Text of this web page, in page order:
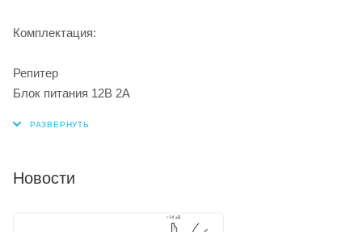
Комплектация:
Репитер
Блок питания 12В 2А
Новости